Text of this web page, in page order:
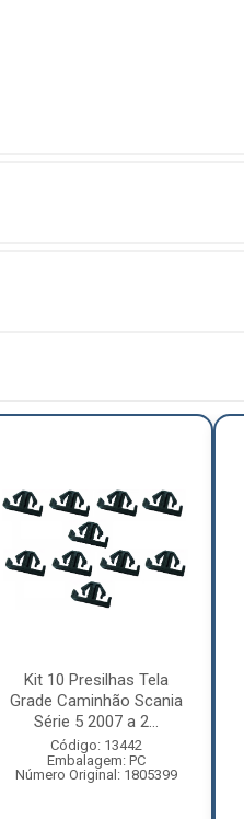
Kit 10 Presilhas Tela
Grade Caminhão Scania
Série 5 2007 a 2...
Código: 13442
Embalagem: PC
Número Original: 1805399